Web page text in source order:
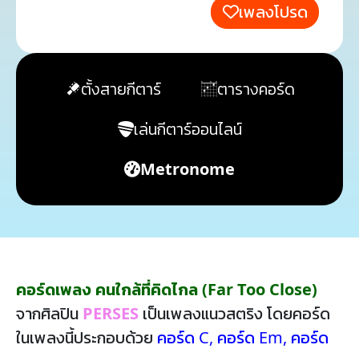
เพลงโปรด
ตั้งสายกีตาร์
ตารางคอร์ด
เล่นกีตาร์ออนไลน์
Metronome
คอร์ดเพลง คนใกล้ที่คิดไกล (Far Too Close)
จากศิลปิน PERSES เป็นเพลงแนวสตริง โดยคอร์ด
ในเพลงนี้ประกอบด้วย คอร์ด C, คอร์ด Em, คอร์ด